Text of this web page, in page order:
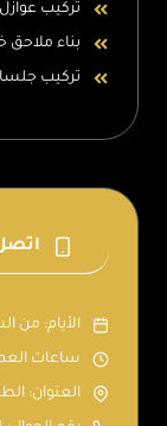
تركيب
بناء ملاحق
تركيب
الأيام: من
ساعات العمل: 07 صباحا -
العنوان: